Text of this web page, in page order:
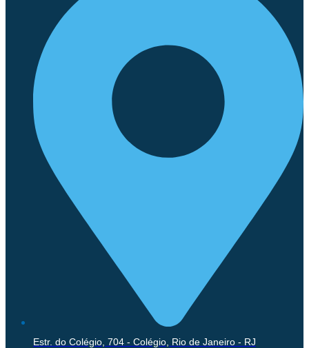
Estr. do Colégio, 704 - Colégio, Rio de Janeiro - RJ